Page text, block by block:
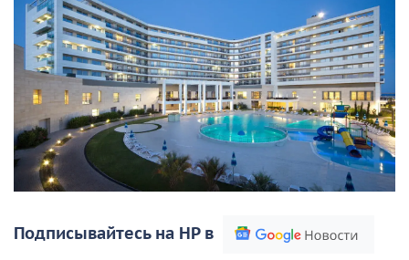
Подписывайтесь на НР в